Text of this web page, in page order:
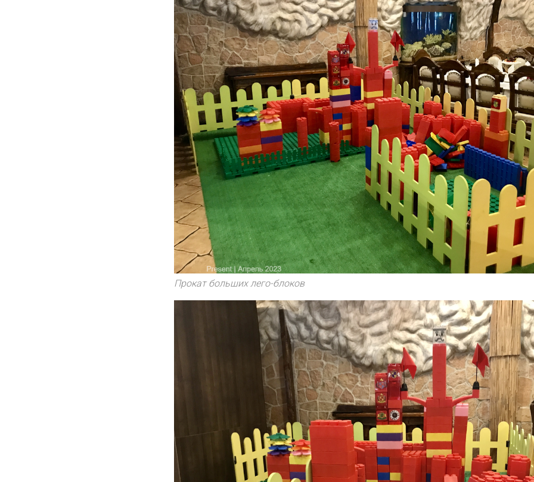
Прокат больших лего-блоков